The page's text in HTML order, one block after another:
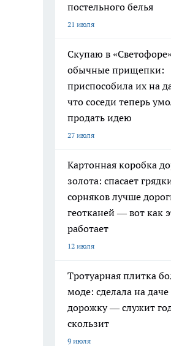
постельного белья
21 июля
Скупаю в «Светофоре»
обычные прищепки:
приспособила их на
что соседи теперь
продать идею
27 июля
Картонная коробка
золота: спасает
сорняков лучше
геотканей — вот как
работает
12 июля
Тротуарная плитка
моде: сделала на
дорожку — служит
скользит
9 июля